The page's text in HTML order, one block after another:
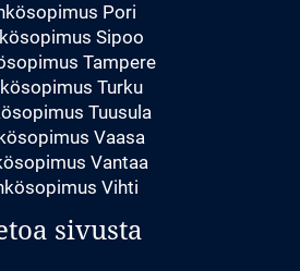
Pori
Sipoo
Tampere
Turku
Tuusula
Vaasa
Vantaa
Vihti
sivusta